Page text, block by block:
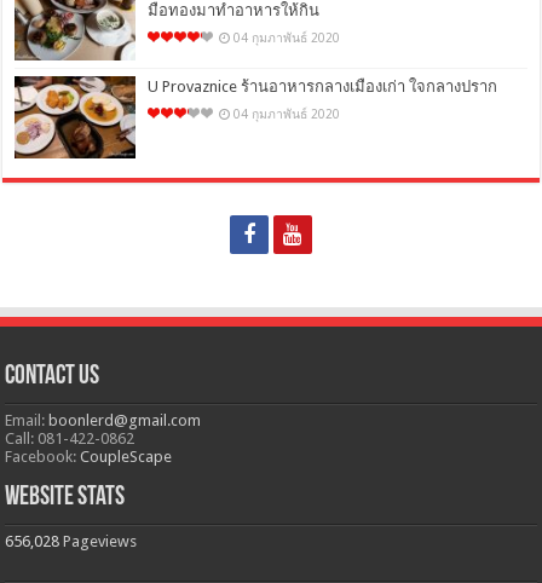
มือทองมาทำอาหารให้กิน
04 กุมภาพันธ์ 2020
U Provaznice ร้านอาหารกลางเมืองเก่า ใจกลางปราก
04 กุมภาพันธ์ 2020
Contact Us
Email: boonlerd@gmail.com
Call: 081-422-0862
Facebook:CoupleScape
Website Stats
656,028 Pageviews